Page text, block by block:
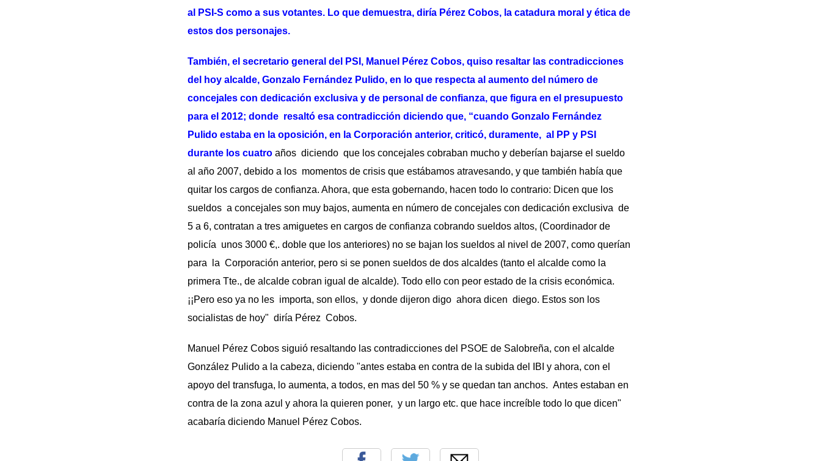
al PSI-S como a sus votantes. Lo que demuestra, diría Pérez Cobos, la catadura moral y ética de
estos dos personajes.
También, el secretario general del PSI, Manuel Pérez Cobos, quiso resaltar las contradicciones
del hoy alcalde, Gonzalo Fernández Pulido, en lo que respecta al aumento del número de
concejales con dedicación exclusiva y de personal de confianza, que figura en el presupuesto
para el 2012; donde resaltó esa contradicción diciendo que, “cuando Gonzalo Fernández
Pulido estaba en la oposición, en la Corporación anterior, criticó, duramente, al PP y PSI
durante los cuatro años diciendo que los concejales cobraban mucho y deberían bajarse el sueldo
al año 2007, debido a los momentos de crisis que estábamos atravesando, y que también había que
quitar los cargos de confianza. Ahora, que esta gobernando, hacen todo lo contrario: Dicen que los
sueldos a concejales son muy bajos, aumenta en número de concejales con dedicación exclusiva de
5 a 6, contratan a tres amiguetes en cargos de confianza cobrando sueldos altos, (Coordinador de
policía unos 3000 €,. doble que los anteriores) no se bajan los sueldos al nivel de 2007, como querían
para la Corporación anterior, pero si se ponen sueldos de dos alcaldes (tanto el alcalde como la
primera Tte., de alcalde cobran igual de alcalde). Todo ello con peor estado de la crisis económica.
¡¡Pero eso ya no les importa, son ellos, y donde dijeron digo ahora dicen diego. Estos son los
socialistas de hoy" diría Pérez Cobos.
Manuel Pérez Cobos siguió resaltando las contradicciones del PSOE de Salobreña, con el alcalde
González Pulido a la cabeza, diciendo "antes estaba en contra de la subida del IBI y ahora, con el
apoyo del transfuga, lo aumenta, a todos, en mas del 50 % y se quedan tan anchos. Antes estaban en
contra de la zona azul y ahora la quieren poner, y un largo etc. que hace increíble todo lo que dicen"
acabaría diciendo Manuel Pérez Cobos.